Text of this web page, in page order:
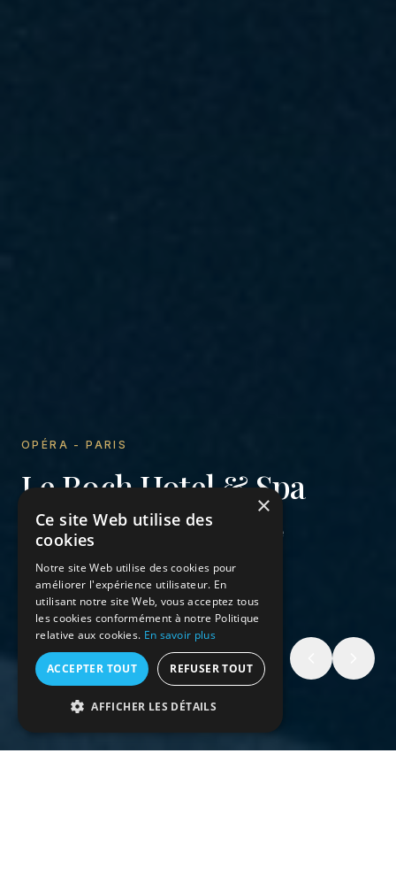
SAINT-GERMAIN-DES-PRÉS - PARIS
Hôtel de l'Abbaye
Charme préservé et refuge hors du temps
DÉCOUVRIR
×
Ce site Web utilise des
cookies
Notre site Web utilise des cookies pour
améliorer l'expérience utilisateur. En
utilisant notre site Web, vous acceptez tous
les cookies conformément à notre Politique
relative aux cookies. En savoir plus
ACCEPTER TOUT REFUSER TOUT
AFFICHER LES DÉTAILS